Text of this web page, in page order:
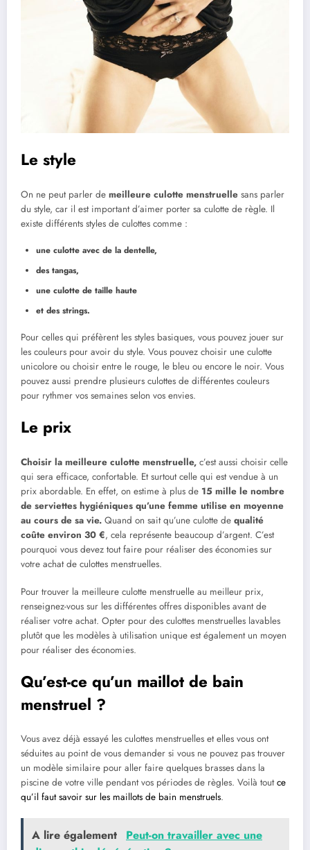
Le style
On ne peut parler de meilleure culotte menstruelle sans parler
du style, car il est important d’aimer porter sa culotte de règle. Il
existe différents styles de culottes comme :
une culotte avec de la dentelle,
des tangas,
une culotte de taille haute
et des strings.
Pour celles qui préfèrent les styles basiques, vous pouvez jouer sur
les couleurs pour avoir du style. Vous pouvez choisir une culotte
unicolore ou choisir entre le rouge, le bleu ou encore le noir. Vous
pouvez aussi prendre plusieurs culottes de différentes couleurs
pour rythmer vos semaines selon vos envies.
Le prix
Choisir la meilleure culotte menstruelle, c’est aussi choisir celle
qui sera efficace, confortable. Et surtout celle qui est vendue à un
prix abordable. En effet, on estime à plus de 15 mille le nombre
de serviettes hygiéniques qu’une femme utilise en moyenne
au cours de sa vie. Quand on sait qu’une culotte de qualité
coûte environ 30 €, cela représente beaucoup d’argent. C’est
pourquoi vous devez tout faire pour réaliser des économies sur
votre achat de culottes menstruelles.
Pour trouver la meilleure culotte menstruelle au meilleur prix,
renseignez-vous sur les différentes offres disponibles avant de
réaliser votre achat. Opter pour des culottes menstruelles lavables
plutôt que les modèles à utilisation unique est également un moyen
pour réaliser des économies.
Qu’est-ce qu’un maillot de bain
menstruel ?
Vous avez déjà essayé les culottes menstruelles et elles vous ont
séduites au point de vous demander si vous ne pouvez pas trouver
un modèle similaire pour aller faire quelques brasses dans la
piscine de votre ville pendant vos périodes de règles. Voilà toutce
qu’il faut savoir sur les maillots de bain menstruels.
A lire également
Peut-on travailler avec une